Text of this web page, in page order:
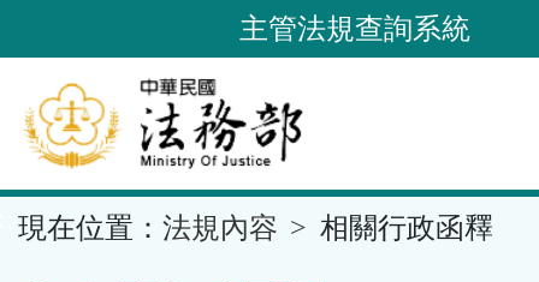
到
要
內
容
區
主管法規查詢系統
現在位置： 法規內容 相關行政函釋